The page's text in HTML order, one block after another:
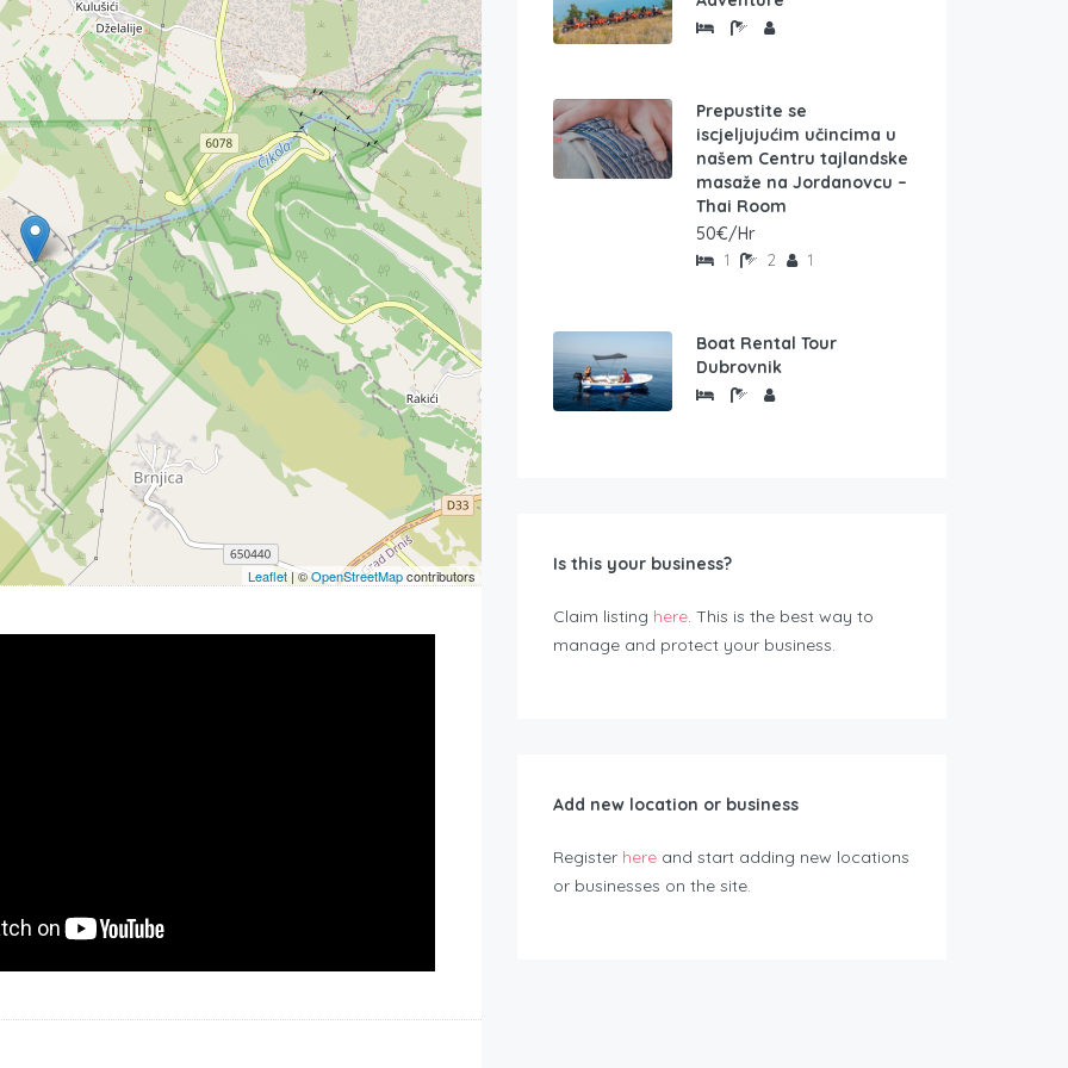
Leaflet| ©OpenStreetMapcontributors
Prepustite se
iscjeljujućim učincima u
našem Centru tajlandske
masaže na Jordanovcu –
Thai Room
50€/Hr
1 2 1
Boat Rental Tour
Dubrovnik
Is this your business?
Claim listing here. This is the best way to
manage and protect your business.
Add new location or business
Register here and start adding new locations
or businesses on the site.